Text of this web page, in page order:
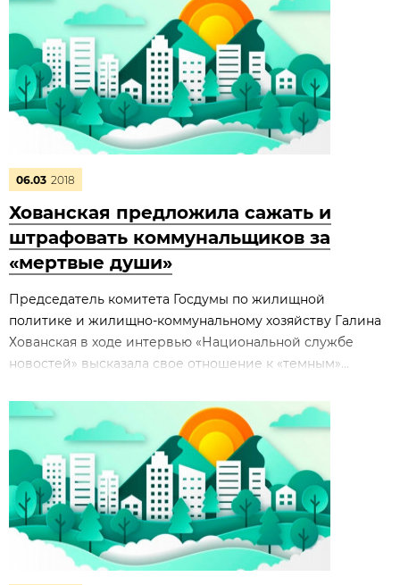
06.03 2018
Хованская предложила сажать и
штрафовать коммунальщиков за
«мертвые души»
Председатель комитета Госдумы по жилищной
политике и жилищно-коммунальному хозяйству Галина
Хованская в ходе интервью «Национальной службе
новостей» высказала свое отношение к «темным»...